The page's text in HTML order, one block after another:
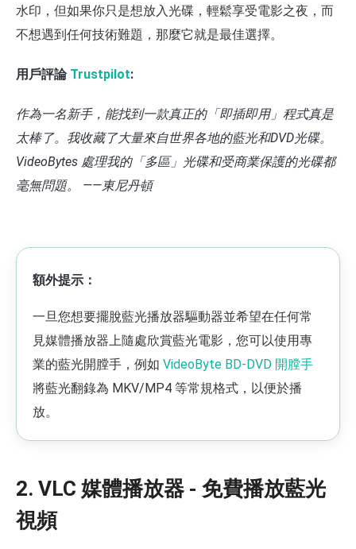
水印，但如果你只是想放入光碟，輕鬆享受電影之夜，而
不想遇到任何技術難題，那麼它就是最佳選擇。
用戶評論 Trustpilot:
作為一名新手，能找到一款真正的「即插即用」程式真是
太棒了。我收藏了大量來自世界各地的藍光和DVD光碟。
VideoBytes 處理我的「多區」光碟和受商業保護的光碟都
毫無問題。 ——東尼丹頓
額外提示：
一旦您想要擺脫藍光播放器驅動器並希望在任何常
見媒體播放器上隨處欣賞藍光電影，您可以使用專
業的藍光開膛手，例如 VideoByte BD-DVD 開膛手
將藍光翻錄為 MKV/MP4 等常規格式，以便於播
放。
2. VLC 媒體播放器 - 免費播放藍光
視頻